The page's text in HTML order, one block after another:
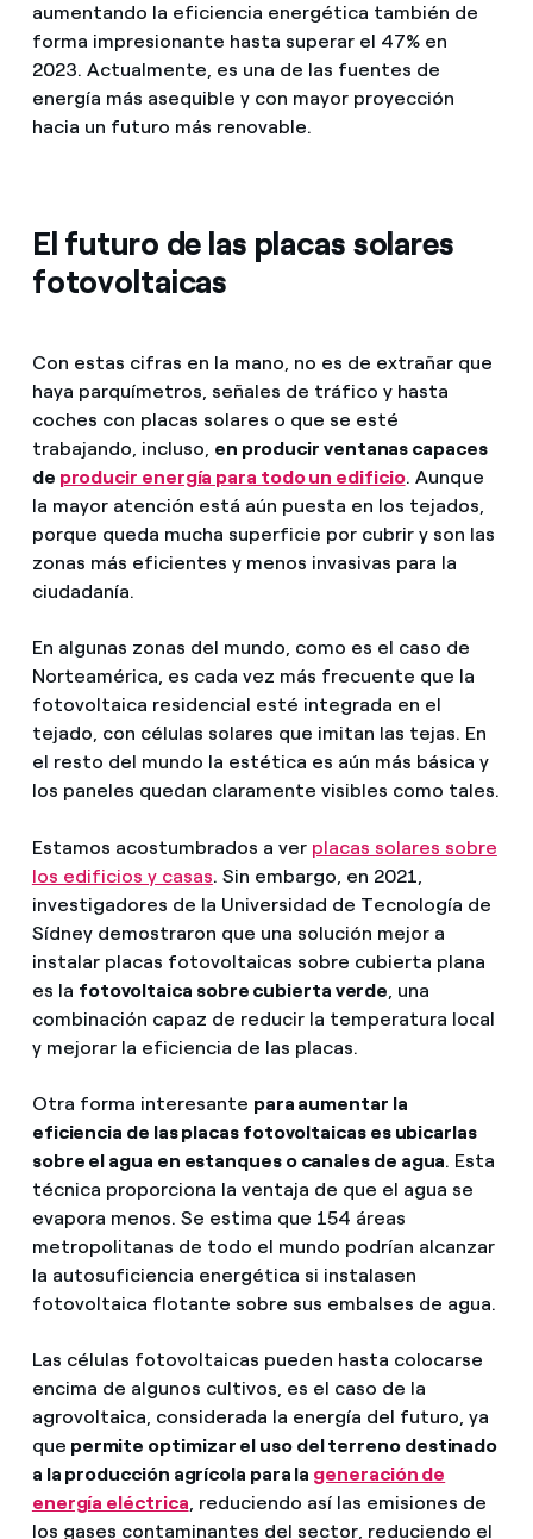
aumentando la eficiencia energética también de
forma impresionante hasta superar el 47% en
2023. Actualmente, es una de las fuentes de
energía más asequible y con mayor proyección
hacia un futuro más renovable.
El futuro de las placas solares
fotovoltaicas
Con estas cifras en la mano, no es de extrañar que
haya parquímetros, señales de tráfico y hasta
coches con placas solares o que se esté
trabajando, incluso, en producir ventanas capaces
de producir energía para todo un edificio. Aunque
la mayor atención está aún puesta en los tejados,
porque queda mucha superficie por cubrir y son las
zonas más eficientes y menos invasivas para la
ciudadanía.
En algunas zonas del mundo, como es el caso de
Norteamérica, es cada vez más frecuente que la
fotovoltaica residencial esté integrada en el
tejado, con células solares que imitan las tejas. En
el resto del mundo la estética es aún más básica y
los paneles quedan claramente visibles como tales.
Estamos acostumbrados a ver placas solares sobre
los edificios y casas. Sin embargo, en 2021,
investigadores de la Universidad de Tecnología de
Sídney demostraron que una solución mejor a
instalar placas fotovoltaicas sobre cubierta plana
es la fotovoltaica sobre cubierta verde , una
combinación capaz de reducir la temperatura local
y mejorar la eficiencia de las placas.
Otra forma interesante para aumentar la
eficiencia de las placas fotovoltaicas es ubicarlas
sobre el agua en estanques o canales de agua. Esta
técnica proporciona la ventaja de que el agua se
evapora menos. Se estima que 154 áreas
metropolitanas de todo el mundo podrían alcanzar
la autosuficiencia energética si instalasen
fotovoltaica flotante sobre sus embalses de agua.
Las células fotovoltaicas pueden hasta colocarse
encima de algunos cultivos, es el caso de la
agrovoltaica, considerada la energía del futuro, ya
que permite optimizar el uso del terreno destinado
a la producción agrícola para la generación de
energía eléctrica , reduciendo así las emisiones de
los gases contaminantes del sector, reduciendo el